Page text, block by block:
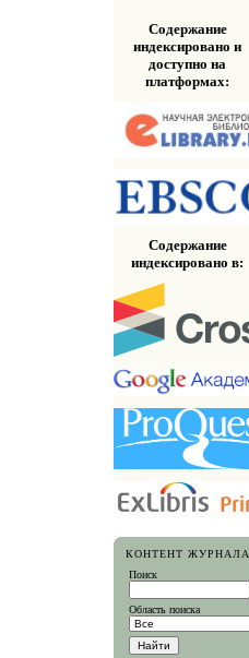
Содержание
индексировано и
доступно на
платформах:
Содержание
индексировано в:
КОНТЕНТ ЖУРНАЛА
Поиск
Область поиска